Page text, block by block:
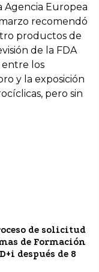
Agencia Europea
recomendó
productos de
de la FDA
entre los
y la exposición
pero sin
de solicitud
de Formación
después de 8